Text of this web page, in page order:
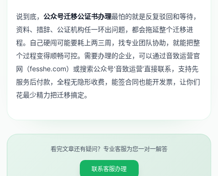
说到底， 公众号迁移公证书办理最怕的就是反复驳回和等待，
资料、措辞、公证机构任一环出问题，都会拖延整个迁移进
程。自己硬闯可能要耗上两三周，找专业团队协助，就能把整
个过程变得顺畅可控。需要办理的企业，可以通过音致运营官
网（fesshe.com）或搜索公众号‘音致运营’直接联系，支持先
服务后付款，全程无隐形收费，能签合同也能开发票，让你们
花最少精力把迁移搞定。
看完文章还有疑问？专业客服为您一对一解答
联系客服办理